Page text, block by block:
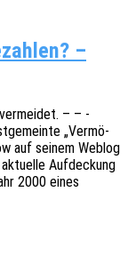
–
– – -
„Vermö­
auf seinem Weblog
Aufde­ckung
2000 eines